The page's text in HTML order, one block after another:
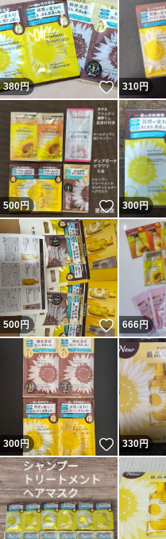
380円 いいね！
310円
500円 いいね！
300円
500円 いいね！
666円
300円 いいね！
330円